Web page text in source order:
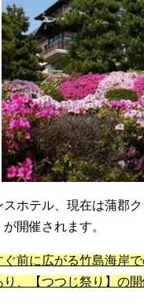
ホテル、現在は蒲郡
開催されます。
前に広がる竹島海岸
、【つつじ祭り】の